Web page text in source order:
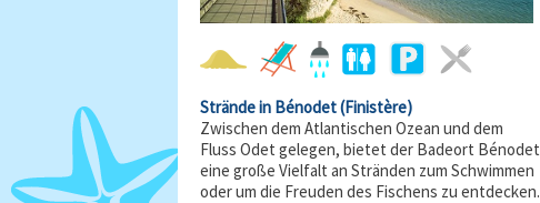
Strände in Bénodet(Finistère)
Zwischen dem Atlantischen Ozean und dem
Fluss Odet gelegen, bietet der Badeort Bénodet
eine große Vielfalt an Stränden zum Schwimmen
oder um die Freuden des Fischens zu entdecken.